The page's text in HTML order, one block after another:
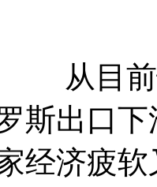
目前
斯出口
经济疲